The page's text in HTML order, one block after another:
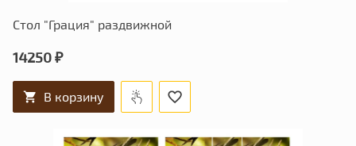
Стол "Грация" раздвижной
14250 ₽
В корзину